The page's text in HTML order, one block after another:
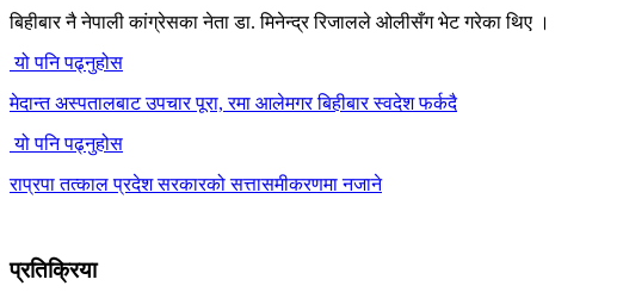
बिहीबार नै नेपाली कांग्रेसका नेता डा. मिनेन्द्र रिजालले ओलीसँग भेट गरेका थिए ।
यो पनि पढ्नुहोस
मेदान्त अस्पतालबाट उपचार पूरा, रमा आलेमगर बिहीबार स्वदेश फर्कदै
यो पनि पढ्नुहोस
राप्रपा तत्काल प्रदेश सरकारको सत्तासमीकरणमा नजाने
प्रतिक्रिया